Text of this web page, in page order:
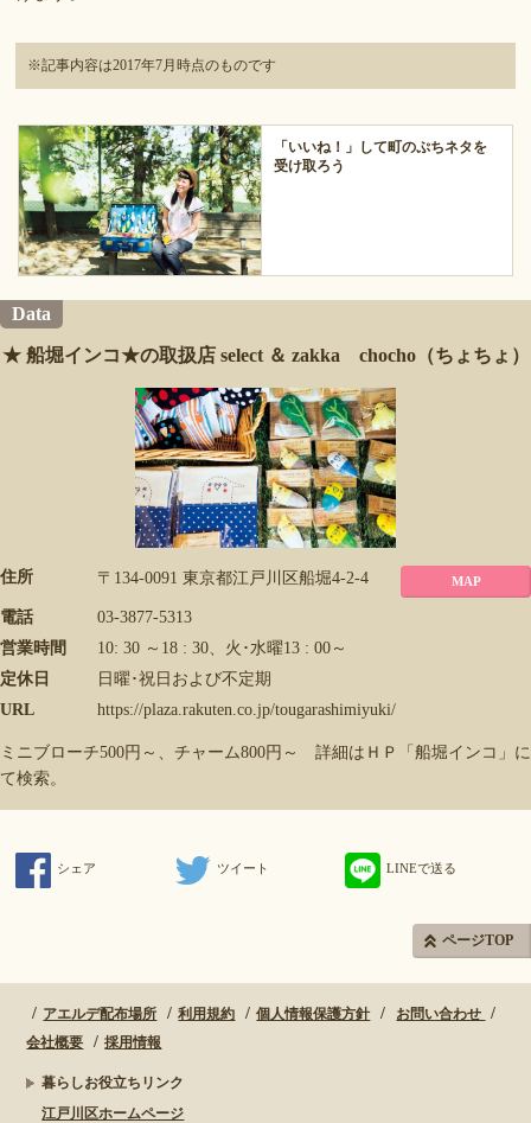
※記事内容は2017年7月時点のものです
「いいね！」して町のぷちネタを
受け取ろう
Data
★ 船堀インコ★の取扱店 select ＆ zakka chocho（ちょちょ）
住所 〒134-0091 東京都江戸川区船堀4-2-4 MAP
電話
03-3877-5313
営業時間
10: 30 ～18 : 30、火･水曜13 : 00～
定休日
日曜･祝日および不定期
URL
https://plaza.rakuten.co.jp/tougarashimiyuki/
ミニブローチ500円～、チャーム800円～ 詳細はＨＰ「船堀インコ」に
て検索。
シェア ツイート LINEで送る
ページTOP
アエルデ配布場所 利用規約 個人情報保護方針
お問い合わせ
会社概要
採用情報
暮らしお役立ちリンク
江戸川区ホームページ